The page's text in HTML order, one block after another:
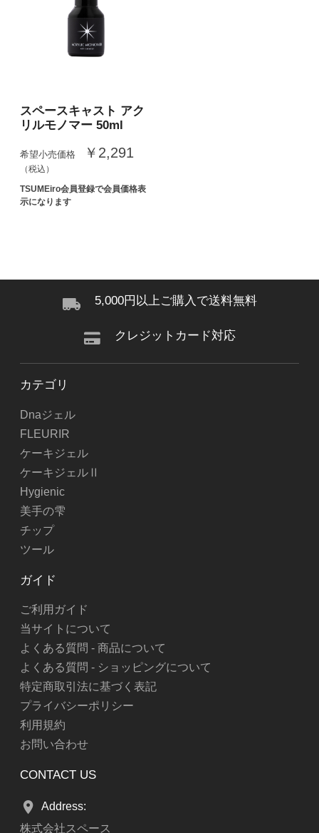
スペースキャスト アク
リルモノマー 50ml
希望小売価格 ￥2,291
（税込）
TSUMEiro会員登録で会員価格表
示になります
5,000円以上ご購入で送料無料
クレジットカード対応
CONTACT US
Address:
株式会社スペース
カテゴリ
Dnaジェル
FLEURIR
ケーキジェル
ケーキジェルⅡ
Hygienic
美手の雫
チップ
ツール
ガイド
ご利用ガイド
当サイトについて
よくある質問 - 商品について
よくある質問 - ショッピングについて
特定商取引法に基づく表記
プライバシーポリシー
利用規約
お問い合わせ